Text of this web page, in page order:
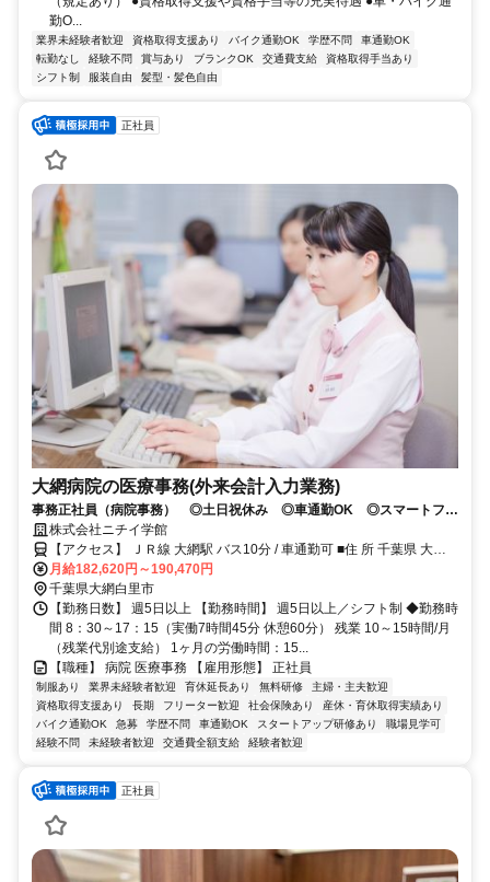
勤O...
業界未経験者歓迎 資格取得支援あり バイク通勤OK 学歴不問
車通勤OK
転勤なし
経験不問 賞与あり ブランクOK 交通費支給
資格取得手当あり
シフト制
服装自由 髪型・髪色自由
正社員
大網病院の医療事務(外来会計入力業務)
事務正社員（病院事務） ◎土日祝休み ◎車通勤OK ◎スマートフォ
ンでWEB面接できます！
株式会社ニチイ学館
【アクセス】 ＪＲ線 大網駅 バス10分 / 車通勤可 ■住 所 千葉県 大網
白里市 富田884-1 ■アクセス ＪＲ線 大網駅 バス10分 / 車通勤可
月給182,620円～190,470円
千葉県大網白里市
【勤務日数】 週5日以上 【勤務時間】 週5日以上／シフト制 ◆勤務時
間 8：30～17：15（実働7時間45分 休憩60分） 残業 10～15時間/月
（残業代別途支給） 1ヶ月の労働時間：15...
【職種】 病院 医療事務 【雇用形態】 正社員
制服あり 業界未経験者歓迎 育休延長あり 無料研修
主婦・主夫歓迎
資格取得支援あり
長期 フリーター歓迎 社会保険あり
産休・育休取得実績あり
バイク通勤OK
急募 学歴不問 車通勤OK スタートアップ研修あり
職場見学可
経験不問
未経験者歓迎 交通費全額支給 経験者歓迎
正社員